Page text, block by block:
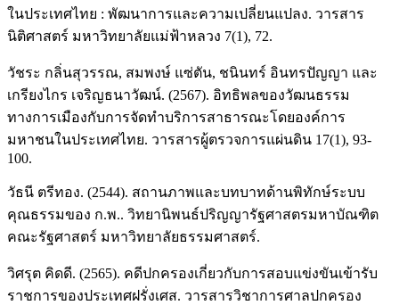
ในประเทศไทย : พัฒนาการและความเปลี่ยนแปลง. วารสาร
นิติศาสตร์ มหาวิทยาลัยแม่ฟ้าหลวง 7(1), 72.
วัชระ กลิ่นสุวรรณ, สมพงษ์ แซ่ตัน, ชนินทร์ อินทรปัญญา และ
เกรียงไกร เจริญธนาวัฒน์. (2567). อิทธิพลของวัฒนธรรม
ทางการเมืองกับการจัดทำบริการสาธารณะโดยองค์การ
มหาชนในประเทศไทย. วารสารผู้ตรวจการแผ่นดิน 17(1), 93-
100.
วัธนี ตรีทอง. (2544). สถานภาพและบทบาทด้านพิทักษ์ระบบ
คุณธรรมของ ก.พ.. วิทยานิพนธ์ปริญญารัฐศาสตรมหาบัณฑิต
คณะรัฐศาสตร์ มหาวิทยาลัยธรรมศาสตร์.
วิศรุต คิดดี. (2565). คดีปกครองเกี่ยวกับการสอบแข่งขันเข้ารับ
ราชการของประเทศฝรั่งเศส. วารสารวิชาการศาลปกครอง